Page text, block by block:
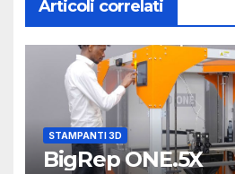
Articoli correlati
STAMPANTI 3D
BigRep ONE.5X